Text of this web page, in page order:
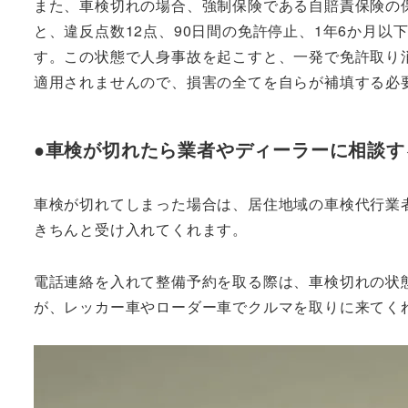
また、車検切れの場合、強制保険である自賠責保険
と、違反点数12点、90日間の免許停止、1年6か月以
す。この状態で人身事故を起こすと、一発で免許取
適用されませんので、損害の全てを自らが補填する
●車検が切れたら業者やディーラーに相談
車検が切れてしまった場合は、居住地域の車検代行
きちんと受け入れてくれます。
電話連絡を入れて整備予約を取る際は、車検切れの
が、レッカー車やローダー車でクルマを取りに来て